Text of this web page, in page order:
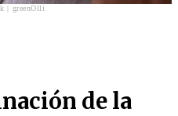
| greenOlli
de la